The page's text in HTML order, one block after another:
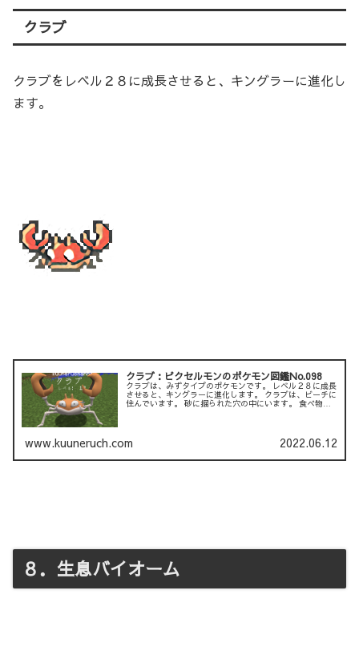
クラブ
クラブをレベル２８に成長させると、キングラーに進化し
ます。
クラブ：ピクセルモンのポケモン図鑑No.098
クラブは、みずタイプのポケモンです。 レベル２８に成長
させると、キングラーに進化します。 クラブは、ビーチに
住んでいます。 砂に掘られた穴の中にいます。 食べ物が
www.kuuneruch.com 2022.06.12
８．生息バイオーム